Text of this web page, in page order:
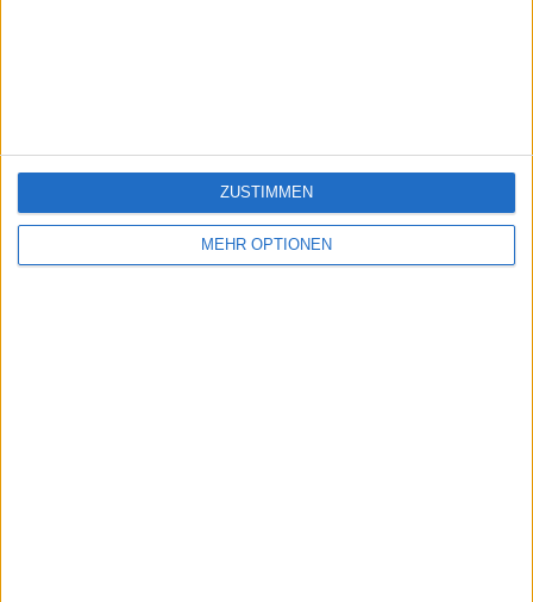
MEHR OPTIONEN
ZUSTIMMEN